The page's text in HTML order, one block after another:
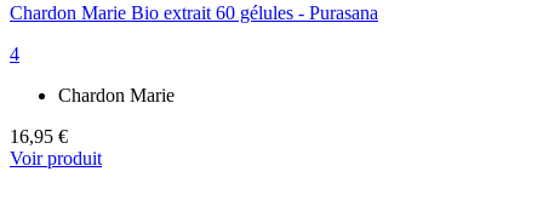
Chardon Marie Bio extrait 60 gélules - Purasana
4
Chardon Marie
16,95 €
Voir produit